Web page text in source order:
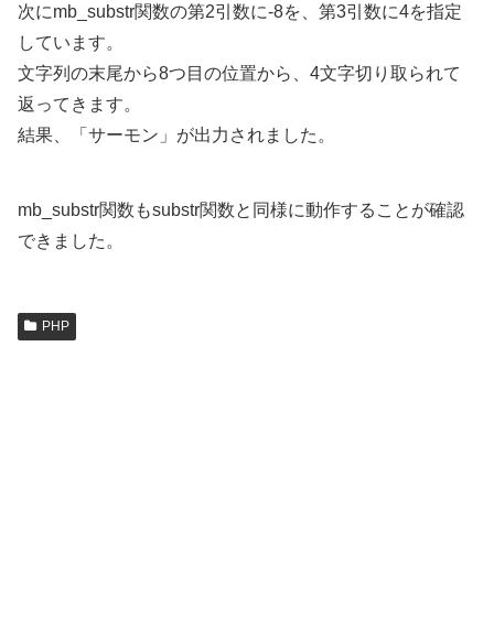
次にmb_substr関数の第2引数に-8を、第3引数に4を指定
しています。
文字列の末尾から8つ目の位置から、4文字切り取られて
返ってきます。
結果、「サーモン」が出力されました。
mb_substr関数もsubstr関数と同様に動作することが確認
できました。
PHP